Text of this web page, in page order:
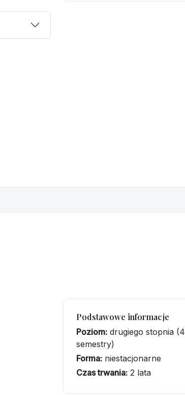
Podstawowe informacje
Poziom: drugiego stopnia (4
semestry)
Forma: niestacjonarne
Czas trwania: 2 lata